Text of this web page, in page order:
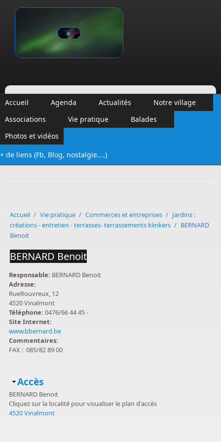
Vinalmont
Accueil Agenda Actualités
Notre village
Associations
Vie pratique
Balades
Photos et vidéos
+ de liens (Fb, Blog, nostalgie....)
Accueil / Vie pratique / Commerces et entreprises / Jardins :
créations - entretien - terrasses- terrassements klinkers / BERNARD
Benoit
BERNARD Benoit
Responsable: BERNARD Benoit
Adresse:
RueRouvreux, 12
4520 Vinalmont
Téléphone:0476/66 44 45 -
Site Internet:
www.bbernard.be
Commentaires:
FAX : 085/82 89 00
Masquer
Accès
BERNARD Benoit
Cliquez sur la localité pour visualiser le plan d'accès
4520 Vinalmont